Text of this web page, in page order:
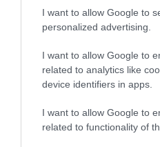
I want to allow Google to
personalized advertising.
I want to allow Google to
related to analytics like
device identifiers in apps.
I want to allow Google to
related to functionality of